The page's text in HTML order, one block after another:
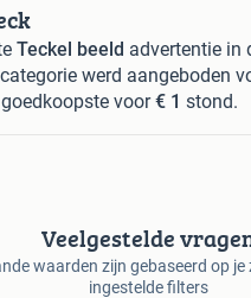
Teckel beeld advertentie in
categorie werd aangeboden
voor€ 1 stond.
Veelgestelde
waarden zijn gebaseerd op
ingestelde filters